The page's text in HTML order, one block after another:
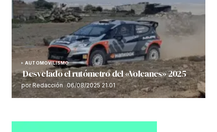
AUTOMOVILISMO
Desvelado el rutómetro del «Volcanes» 2025
por Redacción 06/08/2025 21:01